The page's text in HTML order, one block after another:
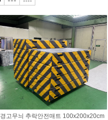
경고무늬 추락안전매트 100x200x20cm